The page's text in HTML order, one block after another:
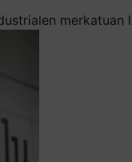
merkatuan